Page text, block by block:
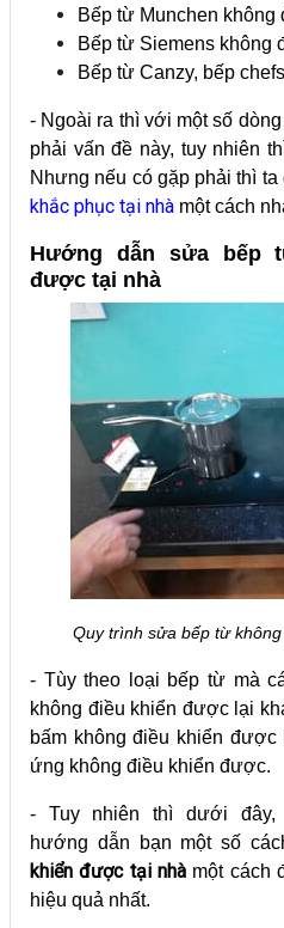
Bếp từ Munchen
Bếp từ Siemens không
Bếp từ Canzy, bếp
- Ngoài ra thì với một số
phải vấn đề này, tuy nhiên
Nhưng nếu có gặp phải thì
khắc phục tại nhà một cách
Hướng dẫn sửa bếp
được tại nhà
Quy trình sửa bếp từ
- Tùy theo loại bếp từ mà
không điều khiển được lại
bấm không điều khiển
ứng không điều khiển được.
- Tuy nhiên thì dưới đây,
hướng dẫn bạn một số
khiển được tại nhàmột cách
hiệu quả nhất.